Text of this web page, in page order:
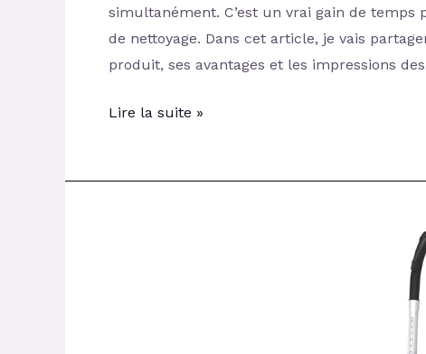
simultanément. C’est un vrai gain de
de nettoyage. Dans cet article, je vais
produit, ses avantages et les impressions
Lire la suite »